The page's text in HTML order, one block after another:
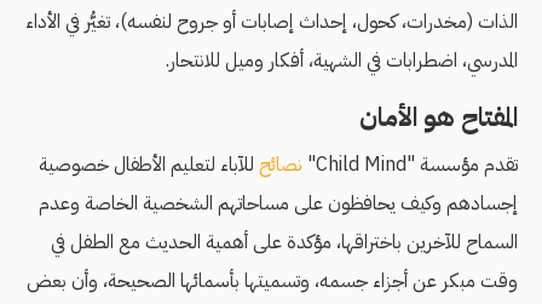
الذات (مخدرات، كحول، إحداث إصابات أو جروح لنفسه)، تغيُّر في الأداء
المدرسي، اضطرابات في الشهية، أفكار وميل للانتحار.
المفتاح هو الأمان
تقدم مؤسسة "Child Mind" نصائح للآباء لتعليم الأطفال خصوصية
إجسادهم وكيف يحافظون على مساحاتهم الشخصية الخاصة وعدم
السماح للآخرين باختراقها، مؤكدة على أهمية الحديث مع الطفل في
وقت مبكر عن أجزاء جسمه، وتسميتها بأسمائها الصحيحة، وأن بعض